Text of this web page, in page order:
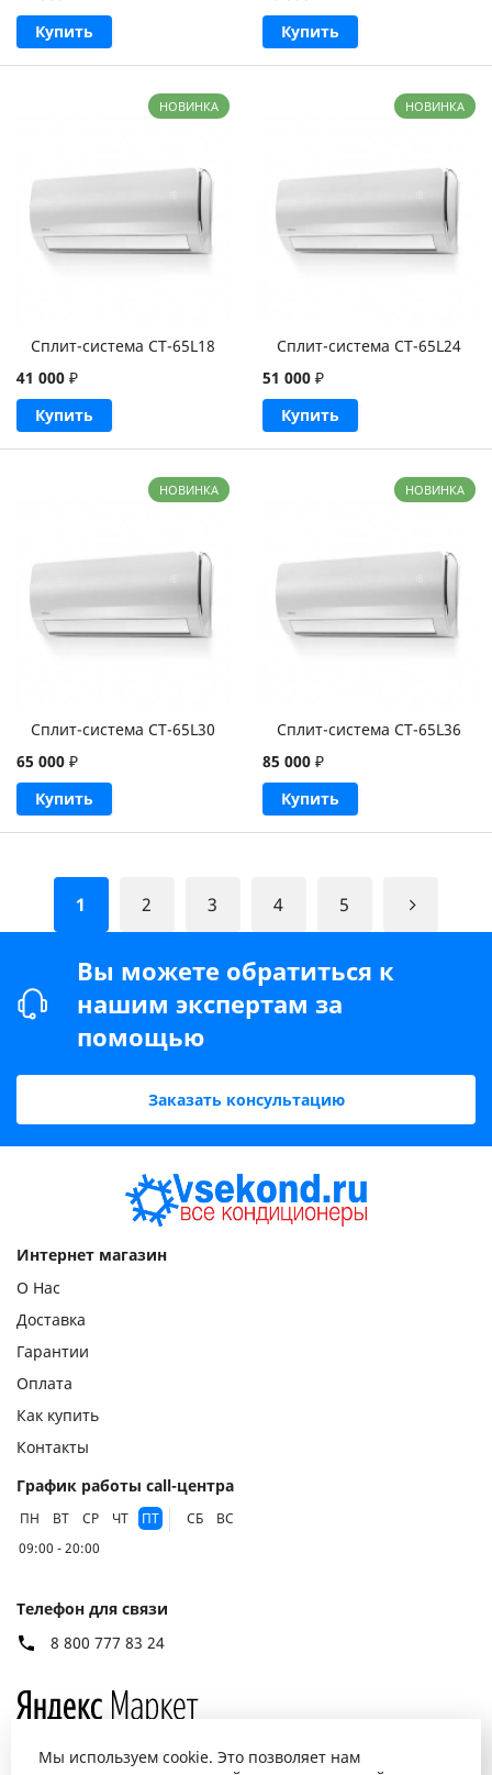
Купить
Купить
НОВИНКА
Сплит-система CT-65L18
41 000 ₽
Купить
НОВИНКА
Сплит-система CT-65L24
51 000₽
Купить
НОВИНКА
Сплит-система CT-65L30
65 000 ₽
Купить
НОВИНКА
Сплит-система CT-65L36
85 000₽
Купить
1 2 3 4 5
Вы можете обратиться к
нашим экспертам за
помощью
Заказать консультацию
Интернет магазин
О Нас
Доставка
Гарантии
Оплата
Как купить
Контакты
График работы call-центра
ПН ВТ СР ЧТ ПТ СБ
ВС
09:00 - 20:00
Телефон для связи
8 800 777 83 24
Мы используем cookie. Это позволяет нам